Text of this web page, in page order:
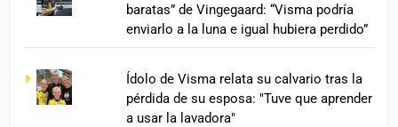
baratas” de Vingegaard: “Visma podría
enviarlo a la luna e igual hubiera perdido”
Ídolo de Visma relata su calvario tras la
pérdida de su esposa: "Tuve que aprender
a usar la lavadora"